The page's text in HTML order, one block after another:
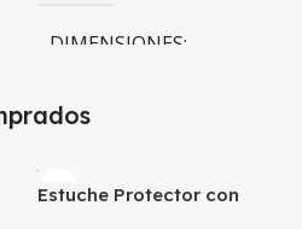
DIMENSIONES
10 × 10 × 10 cm
Estuche Protector con